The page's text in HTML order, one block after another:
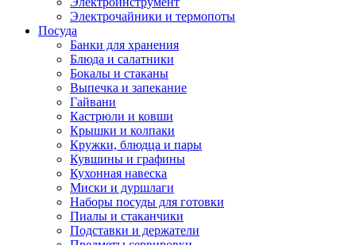
Электрочайники и термопоты
Посуда
Банки для хранения
Блюда и салатники
Бокалы и стаканы
Выпечка и запекание
Гайвани
Кастрюли и ковши
Крышки и колпаки
Кружки, блюдца и пары
Кувшины и графины
Кухонная навеска
Миски и дуршлаги
Наборы посуды для готовки
Пиалы и стаканчики
Подставки и держатели